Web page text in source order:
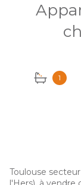
1
Toulouse